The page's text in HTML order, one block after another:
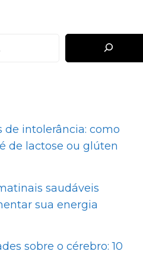
de intolerância: como
de lactose ou glúten
saudáveis
sua energia
sobre o cérebro: 10